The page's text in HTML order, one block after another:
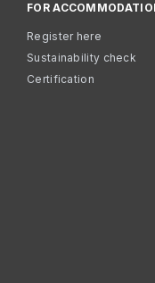
FOR
Register here
Sustainability check
Certification